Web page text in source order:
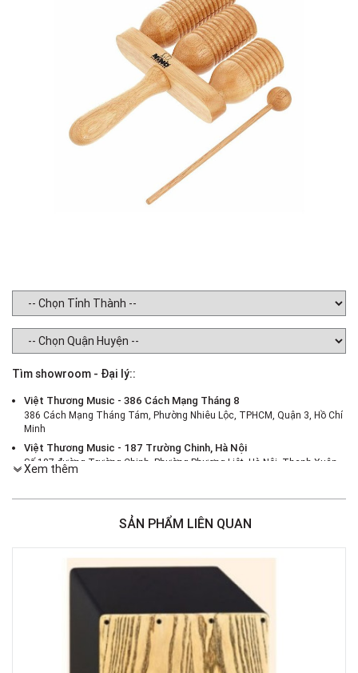
Tìm showroom - Đại lý::
Việt Thương Music - 386 Cách Mạng Tháng 8
386 Cách Mạng Tháng Tám, Phường Nhiêu Lộc, TPHCM, Quận 3, Hồ Chí
Minh
Việt Thương Music - 187 Trường Chinh, Hà Nội
Số 187 đường Trường Chinh, Phường Phương Liệt, Hà Nội, Thanh Xuân ,
Hà Nội
Việt Thương Music - 46 Hào Nam
Việt Thương Music - Crescent Mall
Phường Tân Mỹ, TPHCM, Quận 7, Hồ Chí Minh
Việt Thương Music - 180 Võ Thị Sáu
180B Võ Thị Sáu, Phường Xuân Hòa, TPHCM, Quận 3, Hồ Chí Minh
Việt Thương Music - 369 Điện Biên Phủ
369 Điện Biên Phủ, Phường Bàn Cờ, TPHCM, Quận 3, Hồ Chí Minh
Việt Thương Music - 102Q An Dương Vương
102Q Đường An Dương Vương, Phường An Đông, TPHCM, Quận 5, Hồ Chí
Xem thêm
SẢN PHẨM LIÊN QUAN